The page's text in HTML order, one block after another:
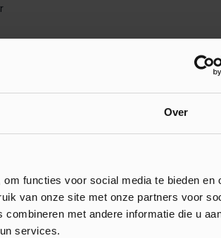
Over
functies voor social media te bieden en
van onze site met onze partners voor
met andere informatie die u
services.